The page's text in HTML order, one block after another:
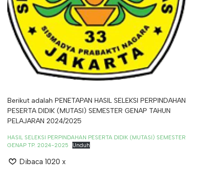
Berikut adalah PENETAPAN HASIL SELEKSI PERPINDAHAN
PESERTA DIDIK (MUTASI) SEMESTER GENAP TAHUN
PELAJARAN 2024/2025
HASIL SELEKSI PERPINDAHAN PESERTA DIDIK (MUTASI) SEMESTER
GENAP TP. 2024-2025
Unduh
Dibaca 1020 x